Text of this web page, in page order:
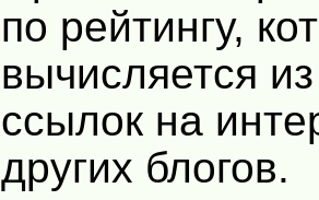
по рейтингу,
вычисляется
ссылок на
других блогов.